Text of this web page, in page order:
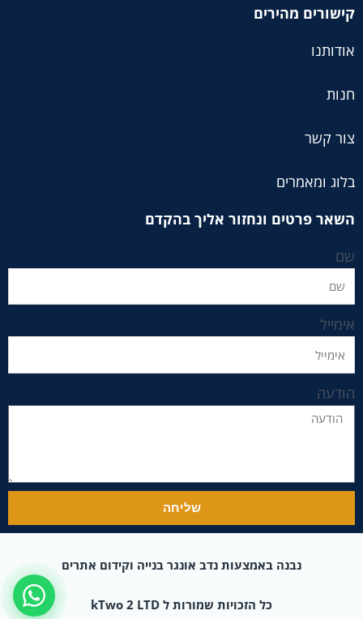
קישורים מהירים
אודותנו
חנות
צור קשר
בלוג ומאמרים
השאר פרטים ונחזור אליך בהקדם
שם
אימייל
הודעה
שליחה
נבנה באמצעות נדב אונגר בנייה וקידום אתרים
כל הזכויות שמורות ל kTwo 2 LTD